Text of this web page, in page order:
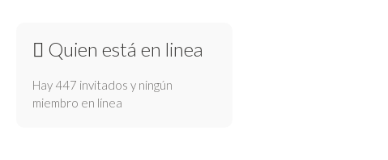
Quien está en linea
Hay 447 invitados y ningún
miembro en línea